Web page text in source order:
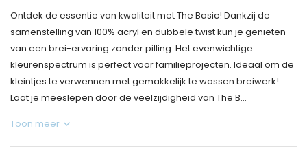
Ontdek de essentie van kwaliteit met The Basic! Dankzij de
samenstelling van 100% acryl en dubbele twist kun je genieten
van een brei-ervaring zonder pilling. Het evenwichtige
kleurenspectrum is perfect voor familieprojecten. Ideaal om de
kleintjes te verwennen met gemakkelijk te wassen breiwerk!
Laat je meeslepen door de veelzijdigheid van The B...
Toon meer